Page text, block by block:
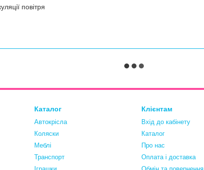
повітря
Каталог
Автокрісла
Коляски
Меблі
Транспорт
Клієнтам
Вхід до кабінету
Каталог
Про нас
Оплата і доставка